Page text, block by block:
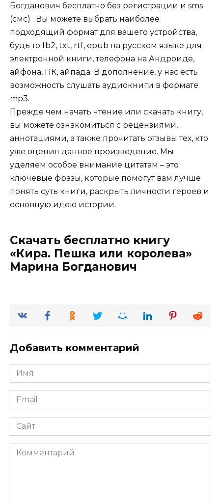
Богданович бесплатно без регистрации и sms
(смс) . Вы можете выбрать наиболее
подходящий формат для вашего устройства,
будь то fb2, txt, rtf, epub на русском языке для
электронной книги, телефона на Андроиде,
айфона, ПК, айпада. В дополнение, у нас есть
возможность слушать аудиокниги в формате
mp3.
Прежде чем начать чтение или скачать книгу,
вы можете ознакомиться с рецензиями,
аннотациями, а также прочитать отзывы тех, кто
уже оценил данное произведение. Мы
уделяем особое внимание цитатам – это
ключевые фразы, которые помогут вам лучше
понять суть книги, раскрыть личности героев и
основную идею истории.
Скачать бесплатно книгу
«Кира. Пешка или королева»
Марина Богданович
Добавить комментарий
Имя
*
Email
*
Сайт
Комментарий